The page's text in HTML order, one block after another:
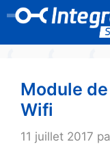
Aller
contenu
Module
Wifi
11 juillet 2017